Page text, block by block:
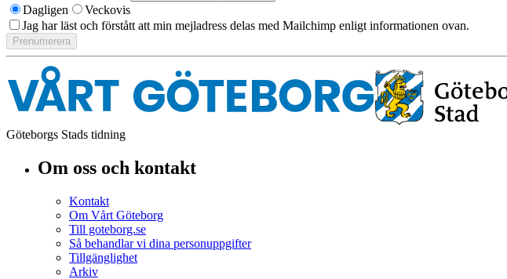
Dagligen
Veckovis
Jag har läst och förstått att min mejladress delas med Mailchimp enligt informationen ovan.
Göteborgs Stads tidning
Om oss och kontakt
Kontakt
Om Vårt Göteborg
Till goteborg.se
Så behandlar vi dina personuppgifter
Tillgänglighet
Arkiv